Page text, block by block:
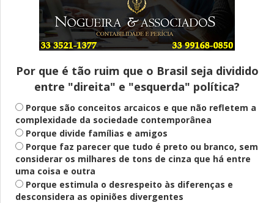
Entenda
Pix Pensão Alimentícia: entenda o que é
e como solicitar
Saúde Mental
mental para jovens no SUS Digital
Definido
PT lança Patrus Ananias como candidato
ao governo de Minas Gerais
Por que é tão ruim que o Brasil seja dividido
entre "direita" e "esquerda" política?
Porque são conceitos arcaicos e que não refletem a
complexidade da sociedade contemporânea
Porque divide famílias e amigos
Porque faz parecer que tudo é preto ou branco, sem
considerar os milhares de tons de cinza que há entre
uma coisa e outra
Porque estimula o desrespeito às diferenças e
desconsidera as opiniões divergentes